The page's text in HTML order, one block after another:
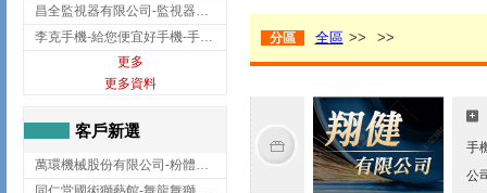
昌全監視器有限公司-監視器安裝,高雄監視器安裝,鳳山區監視器安裝
李克手機-給您便宜好手機-手機收購,屏東手機收購
更多
更多資料
客戶新選
萬環機械股份有限公司-粉體塗裝設備,輸送機,輸送機設備,台南輸送機
分區 全區 >> >>
手
公